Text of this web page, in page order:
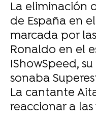
La eliminación
de España en
marcada por
Ronaldo en el
IShowSpeed,
sonaba
La cantante
reaccionar a